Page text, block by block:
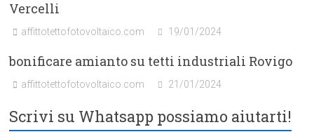
Vercelli
affittotettofotovoltaico.com 19/01/2024
bonificare amianto su tetti industriali Rovigo
affittotettofotovoltaico.com 21/01/2024
Scrivi su Whatsapp possiamo aiutarti!